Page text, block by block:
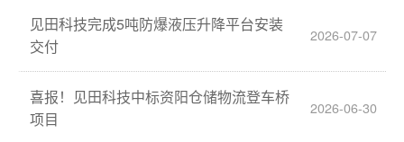
见田科技完成5吨防爆液压升降平台安装
交付
2026-07-07
喜报！见田科技中标资阳仓储物流登车桥
项目
2026-06-30